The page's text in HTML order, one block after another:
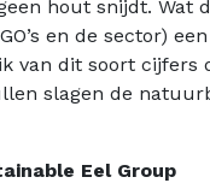
hout snijdt. Wat
en de sector)
van dit soort
slagen de
Eel Group